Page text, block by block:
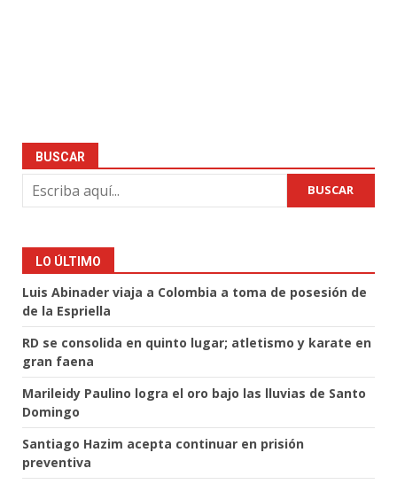
BUSCAR
BUSCAR
LO ÚLTIMO
Luis Abinader viaja a Colombia a toma de posesión de
de la Espriella
RD se consolida en quinto lugar; atletismo y karate en
gran faena
Marileidy Paulino logra el oro bajo las lluvias de Santo
Domingo
Santiago Hazim acepta continuar en prisión
preventiva